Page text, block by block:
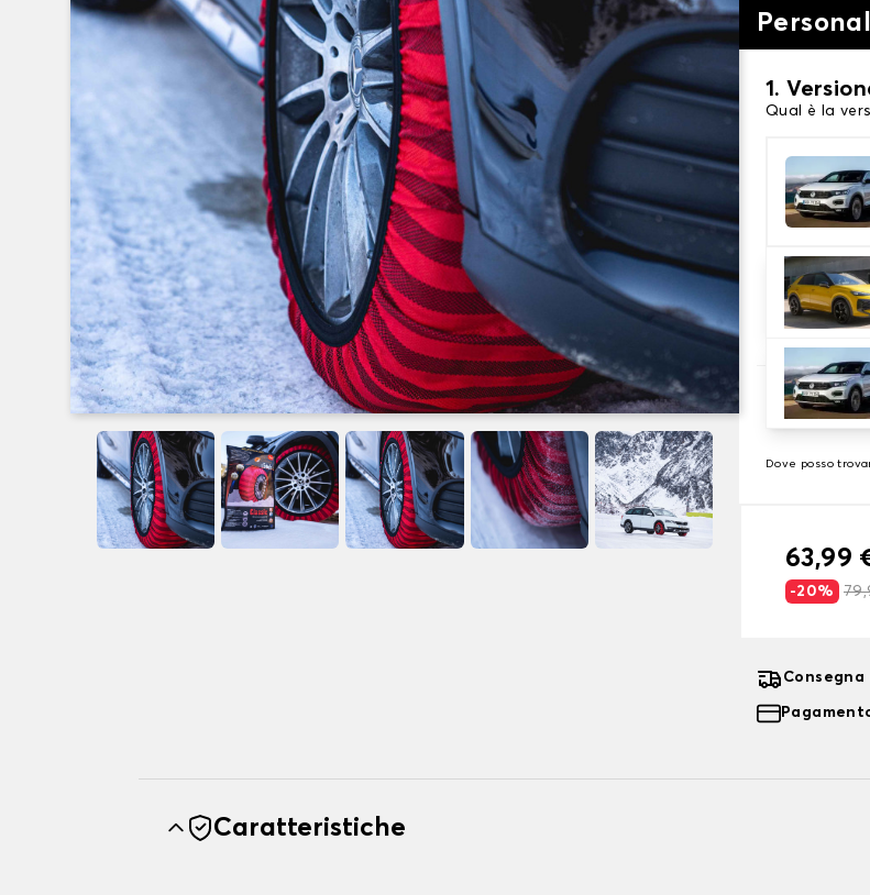
1.
Qual è la
2.
Scegli le
3.
Inserire le
Dove posso
63,99
-20%
Caratteristiche